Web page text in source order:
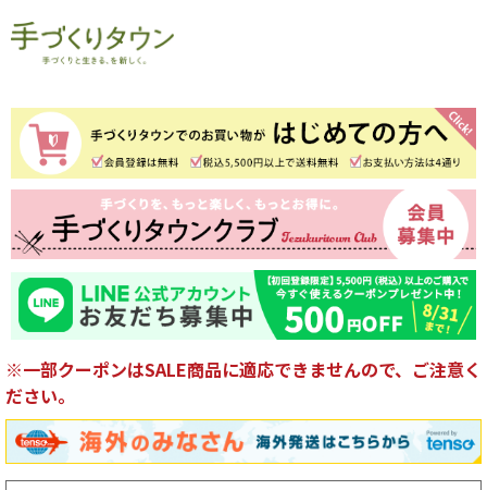
※一部クーポンはSALE商品に適応できませんので、ご注意く
ださい。